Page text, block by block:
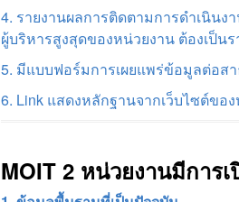
4. รายงานผลการติดตามการดำเนิน
ผู้บริหารสูงสุดของหน่วยงาน ต้องเป็น
5. มีแบบฟอร์มการเผยแพร่ข้อมูลต่อส
6. Link แสดงหลักฐานจากเว็บไซต์ขอ
MOIT 2 หน่วยงานมีการ